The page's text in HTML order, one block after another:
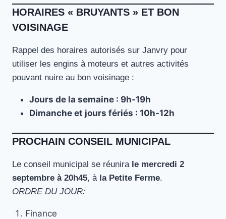
HORAIRES « BRUYANTS » ET BON
VOISINAGE
Rappel des horaires autorisés sur Janvry pour
utiliser les engins à moteurs et autres activités
pouvant nuire au bon voisinage :
Jours de la semaine : 9h-19h
Dimanche et jours fériés : 10h-12h
PROCHAIN CONSEIL MUNICIPAL
Le conseil municipal se réunira le mercredi 2
septembre à 20h45, à la Petite Ferme.
ORDRE DU JOUR:
Finance